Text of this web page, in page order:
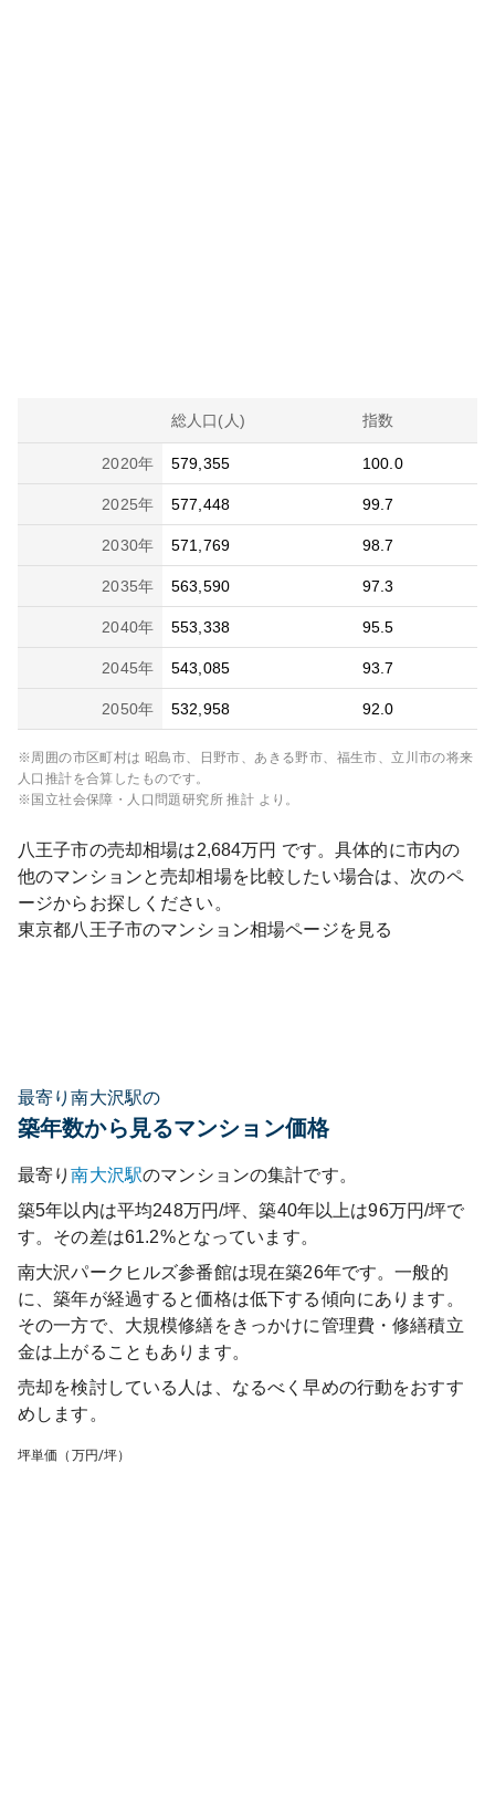
総人口(人) 指数
2020年 579,355 100.0
2025年 577,448 99.7
2030年 571,769 98.7
2035年 563,590 97.3
2040年 553,338 95.5
2045年 543,085 93.7
2050年 532,958 92.0
※周囲の市区町村は 昭島市、日野市、あきる野市、福生市、立川市の将来
人口推計を合算したものです。
※国立社会保障・人口問題研究所 推計 より。
八王子市の売却相場は2,684万円 です。具体的に市内の
他のマンションと売却相場を比較したい場合は、次のペ
ージからお探しください。
東京都八王子市のマンション相場ページを見る
最寄り南大沢駅の
築年数から見るマンション価格
最寄り南大沢駅のマンションの集計です。
築5年以内は平均248万円/坪、築40年以上は96万円/坪で
す。その差は61.2%となっています。
南大沢パークヒルズ参番館は現在築26年です。一般的
に、築年が経過すると価格は低下する傾向にあります。
その一方で、大規模修繕をきっかけに管理費・修繕積立
金は上がることもあります。
売却を検討している人は、なるべく早めの行動をおすす
めします。
坪単価（万円/坪）